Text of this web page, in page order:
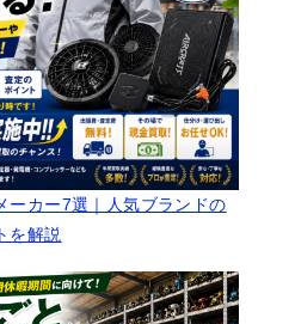
ーカー7選｜人気ブランドの
を解説